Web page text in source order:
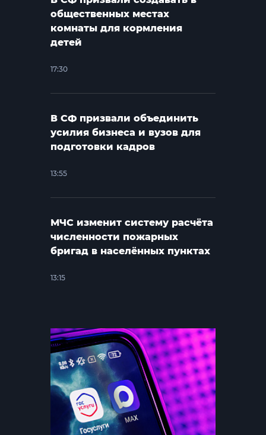
общественных местах
комнаты для кормления
детей
17:30
В СФ призвали объединить
усилия бизнеса и вузов для
подготовки кадров
13:55
МЧС изменит систему расчёта
численности пожарных
бригад в населённых пунктах
13:15